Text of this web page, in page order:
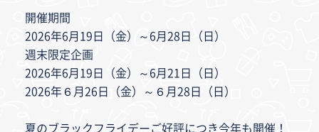
開催期間
2026年6月19日（金）～6月28日（日）
週末限定企画
2026年6月19日（金）～6月21日（日）
2026年６月26日（金）～６月28日（日）
夏のブラックフライデーご好評につき今年も開催！